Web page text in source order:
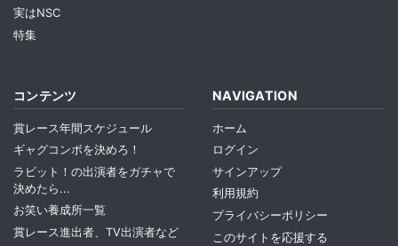
実はNSC
特集
コンテンツ
賞レース年間スケジュール
ギャグコンボを決めろ！
ラビット！の出演者をガチャで
決めたら...
お笑い養成所一覧
賞レース進出者、TV出演者など
NAVIGATION
ホーム
ログイン
サインアップ
利用規約
プライバシーポリシー
このサイトを応援する